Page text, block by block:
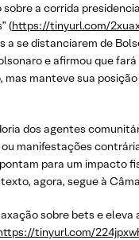
a corrida
(https://tinyurl.com/
se distanciarem de
e afirmou que
mas manteve sua
dos agentes
manifestações
para um impacto
texto, agora, segue à
sobre bets e eleva
tinyurl.com/